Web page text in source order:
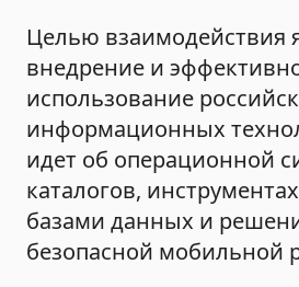
Целью взаимодействия
внедрение и
использование
информационных
идет об операционной
каталогов,
базами данных и
безопасной мобильной